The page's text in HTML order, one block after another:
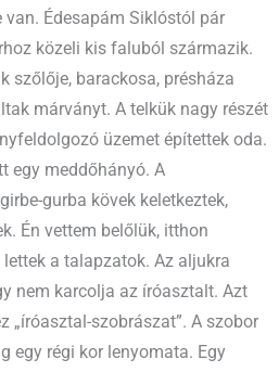
van. Édesapám Siklóstól pár
közeli kis faluból származik.
szőlője, barackosa, présháza
márványt. A telkük nagy részét
üzemet építettek oda.
egy meddőhányó. A
gurba kövek keletkeztek,
Én vettem belőlük, itthon
a talapzatok. Az aljukra
nem karcolja az íróasztalt. Azt
„íróasztal-szobrászat”. A szobor
egy régi kor lenyomata. Egy